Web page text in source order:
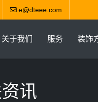
e@dteee.com
关于我们 服务 装饰
讯